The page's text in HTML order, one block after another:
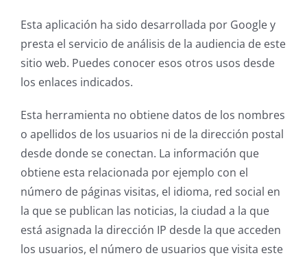
Esta aplicación ha sido desarrollada por Google y
presta el servicio de análisis de la audiencia de este
sitio web. Puedes conocer esos otros usos desde
los enlaces indicados.
Esta herramienta no obtiene datos de los nombres
o apellidos de los usuarios ni de la dirección postal
desde donde se conectan. La información que
obtiene esta relacionada por ejemplo con el
número de páginas visitas, el idioma, red social en
la que se publican las noticias, la ciudad a la que
está asignada la dirección IP desde la que acceden
los usuarios, el número de usuarios que visita este